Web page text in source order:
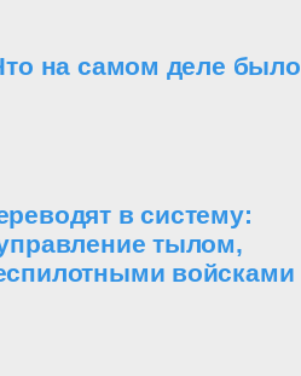
на самом деле было
в систему:
тылом,
войсками